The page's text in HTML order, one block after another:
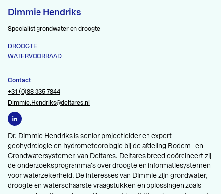
Dimmie Hendriks
Specialist grondwater en droogte
DROOGTE
WATERVOORRAAD
Contact
+31 (0)88 335 7844
Dimmie.Hendriks@deltares.nl
Dr. Dimmie Hendriks is senior projectleider en expert
geohydrologie en hydrometeorologie bij de afdeling Bodem- en
Grondwatersystemen van Deltares. Deltares breed coördineert zij
de onderzoeksprogramma's over droogte en informatiesystemen
voor waterzekerheid. De interesses van Dimmie zijn grondwater,
droogte en waterschaarste vraagstukken en oplossingen zoals